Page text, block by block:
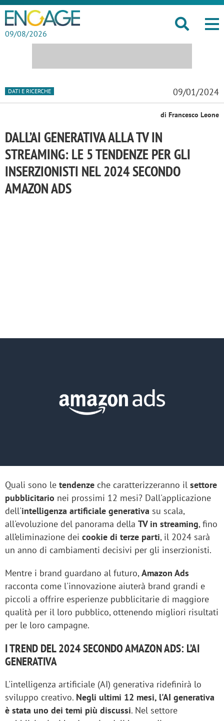
09/08/2026
DATI E RICERCHE 09/01/2024
di Francesco Leone
DALL’AI GENERATIVA ALLA TV IN
STREAMING: LE 5 TENDENZE PER GLI
INSERZIONISTI NEL 2024 SECONDO
AMAZON ADS
Quali sono le tendenze che caratterizzeranno il settore
pubblicitario nei prossimi 12 mesi? Dall'applicazione
dell'intelligenza artificiale generativa su scala,
all'evoluzione del panorama della TV in streaming, fino
all’eliminazione dei cookie di terze parti, il 2024 sarà
un anno di cambiamenti decisivi per gli inserzionisti.
Mentre i brand guardano al futuro,Amazon Ads
racconta come l'innovazione aiuterà brand grandi e
piccoli a offrire esperienze pubblicitarie di maggiore
qualità per il loro pubblico, ottenendo migliori risultati
per le loro campagne.
I TREND DEL 2024 SECONDO AMAZON ADS: L’AI
GENERATIVA
L'intelligenza artificiale (AI) generativa ridefinirà lo
sviluppo creativo. Negli ultimi 12 mesi, l'AI generativa
è stata uno dei temi più discussi. Nel settore